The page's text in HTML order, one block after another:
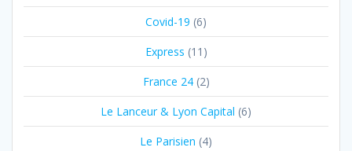
Covid-19 (6)
Express (11)
France 24(2)
Le Lanceur & Lyon Capital (6)
Le Parisien (4)